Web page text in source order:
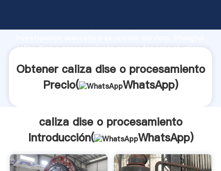
fuerte capacidad de producción, fuerza de
caliza dise o procesamiento proveedor crea el valor y
Obtener caliza dise o procesamiento
Precio(
WhatsApp)
caliza dise o procesamiento
Introducción(
WhatsApp)